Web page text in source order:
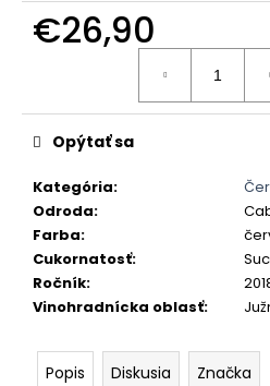
€26,90
Kategória:
Odroda:
Farba:
Cukornatosť:
Ročník:
Vinohradnícka oblasť:
Opýtať sa
Popis Diskusia Značka
VELTLÍNSKE
ZELENÉ
€15